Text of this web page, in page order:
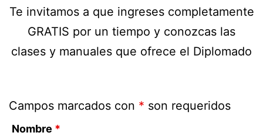
Te invitamos a que ingreses completamente
GRATIS por un tiempo y conozcas las
clases y manuales que ofrece el Diplomado
Campos marcados con * son requeridos
Nombre *